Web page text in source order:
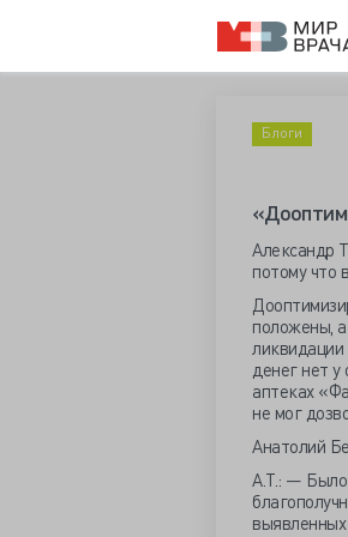
Блоги
Александр
потому что
положены,
денег нет
аптеках
не мог
Анатолий
А.Т.: — Было